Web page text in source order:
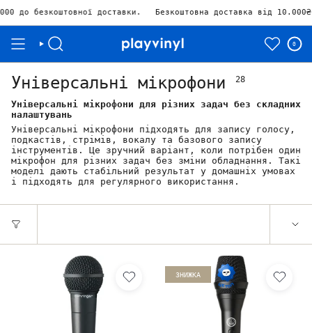
доставки. Безкоштовна доставка від 10.000₴ Залишилось
0
Універсальні мікрофони 28
Універсальні мікрофони для різних задач без складних
налаштувань
Універсальні мікрофони підходять для запису голосу,
подкастів, стрімів, вокалу та базового запису
інструментів. Це зручний варіант, коли потрібен один
мікрофон для різних задач без зміни обладнання. Такі
моделі дають стабільний результат у домашніх умовах
і підходять для регулярного використання.
ЗНИЖКА